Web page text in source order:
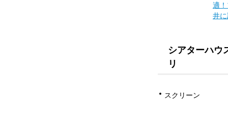
適
井
シアターハウ
リ
スクリーン